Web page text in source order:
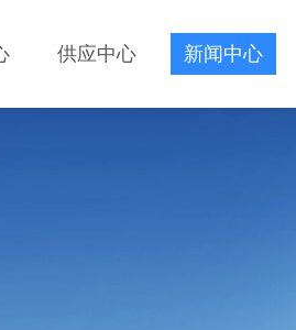
供应中心 新闻中心